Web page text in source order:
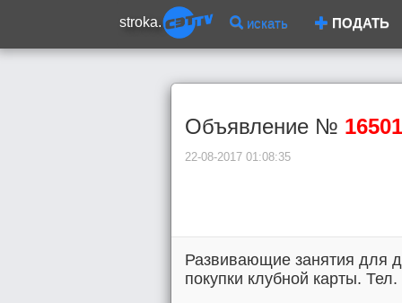
stroka. искать ПОДАТЬ
Объявление № 16501
22-08-2017 01:08:35
Развивающие занятия для
покупки клубной карты.